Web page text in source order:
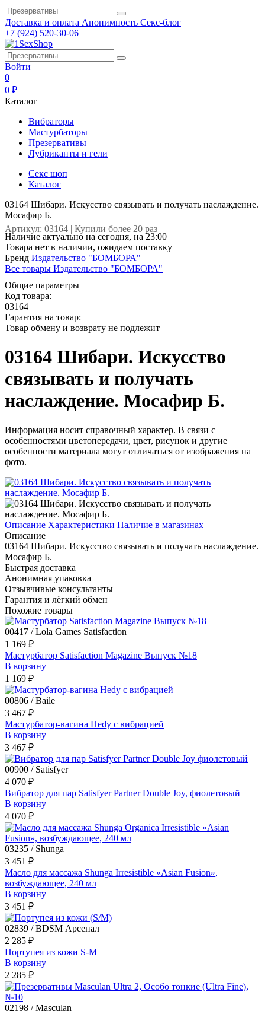
Доставка и оплата Анонимность Секс-блог
+7 (924) 520-30-06
Войти
0
0 ₽
Каталог
Вибраторы
Мастурбаторы
Презервативы
Лубриканты и гели
Секс шоп
Каталог
03164 Шибари. Искусство связывать и получать наслаждение.
Мосафир Б.
Артикул: 03164 | Купили более 20 раз
Наличие актуально на сегодня, на 23:00
Товара нет в наличии, ожидаем поставку
Бренд Издательство "БОМБОРА"
Все товары Издательство "БОМБОРА"
Общие параметры
Код товара:
03164
Гарантия на товар:
Товар обмену и возврату не подлежит
03164 Шибари. Искусство
связывать и получать
наслаждение. Мосафир Б.
Информация носит справочный характер. В связи с
особенностями цветопередачи, цвет, рисунок и другие
особенности материала могут отличаться от изображения на
фото.
Описание Характеристики Наличие в магазинах
Описание
03164 Шибари. Искусство связывать и получать наслаждение.
Мосафир Б.
Быстрая доставка
Анонимная упаковка
Отзывчивые консультанты
Гарантия и лёгкий обмен
Похожие товары
00417 / Lola Games Satisfaction
1 169 ₽
Мастурбатор Satisfaction Magazine Выпуск №18
В корзину
1 169 ₽
00806 / Baile
3 467 ₽
Мастурбатор-вагина Hedy с вибрацией
В корзину
3 467 ₽
00900 / Satisfyer
4 070 ₽
Вибратор для пар Satisfyer Partner Double Joy, фиолетовый
В корзину
4 070 ₽
03235 / Shunga
3 451 ₽
Масло для массажа Shunga Irresistible «Asian Fusion»,
возбуждающее, 240 мл
В корзину
3 451 ₽
02839 / BDSM Арсенал
2 285 ₽
Портупея из кожи S-M
В корзину
2 285 ₽
02198 / Masculan